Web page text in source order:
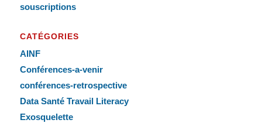
souscriptions
CATÉGORIES
AINF
Conférences-a-venir
conférences-retrospective
Data Santé Travail Literacy
Exosquelette